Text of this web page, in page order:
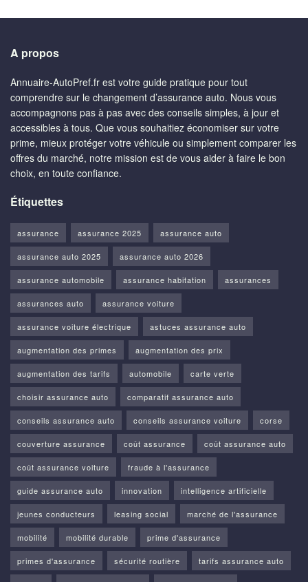
A propos
Annuaire-AutoPref.fr est votre guide pratique pour tout
comprendre sur le changement d’assurance auto. Nous vous
accompagnons pas à pas avec des conseils simples, à jour et
accessibles à tous. Que vous souhaitiez économiser sur votre
prime, mieux protéger votre véhicule ou simplement comparer les
offres du marché, notre mission est de vous aider à faire le bon
choix, en toute confiance.
Étiquettes
assurance assurance 2025 assurance auto
assurance auto 2025 assurance auto 2026
assurance automobile assurance habitation assurances
assurances auto assurance voiture
assurance voiture électrique astuces assurance auto
augmentation des primes augmentation des prix
augmentation des tarifs automobile carte verte
choisir assurance auto comparatif assurance auto
conseils assurance auto conseils assurance voiture corse
couverture assurance coût assurance coût assurance auto
coût assurance voiture fraude à l'assurance
guide assurance auto innovation intelligence artificielle
jeunes conducteurs leasing social marché de l'assurance
mobilité mobilité durable prime d'assurance
primes d'assurance sécurité routière tarifs assurance auto